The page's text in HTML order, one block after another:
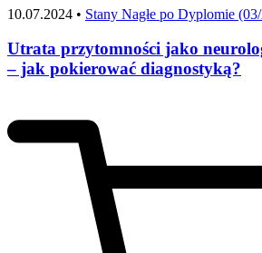
10.07.2024 • Stany Nagłe po Dyplomie
Utrata przytomności jako
– jak pokierować diagnostyką?